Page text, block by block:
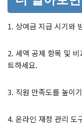
1. 상여금 지급 시기와
2. 세액 공제 항목 및
트하세요.
3. 직원 만족도를 높이
4. 온라인 재정 관리 도